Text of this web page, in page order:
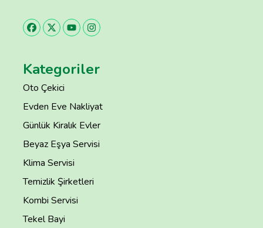
Kategoriler
Oto Çekici
Evden Eve Nakliyat
Günlük Kiralık Evler
Beyaz Eşya Servisi
Klima Servisi
Temizlik Şirketleri
Kombi Servisi
Tekel Bayi